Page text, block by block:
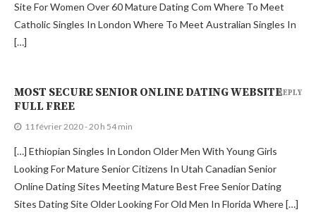
Site For Women Over 60 Mature Dating Com Where To Meet
Catholic Singles In London Where To Meet Australian Singles In
[…]
MOST SECURE SENIOR ONLINE DATING WEBSITE
FULL FREE
11 février 2020 - 20 h 54 min
[…] Ethiopian Singles In London Older Men With Young Girls
Looking For Mature Senior Citizens In Utah Canadian Senior
Online Dating Sites Meeting Mature Best Free Senior Dating
Sites Dating Site Older Looking For Old Men In Florida Where […]
REPLY